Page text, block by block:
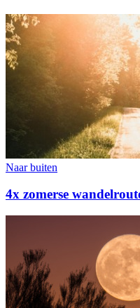
Naar buiten
4x zomerse